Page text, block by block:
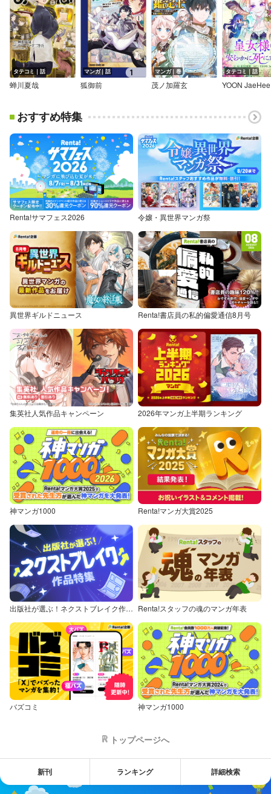
タテコミ｜話
蝉川夏哉
マンガ｜話
狐御前
マンガ｜巻
茂ノ加羅玄
タテコミ｜話
YOON JaeHee
おすすめ特集
Renta!サマフェス2026 令嬢・異世界マンガ祭
異世界ギルドニュース Renta!書店員の私的偏愛通信8月号
集英社人気作品キャンペーン 2026年マンガ上半期ランキング
神マンガ1000 Renta!マンガ大賞2025
出版社が選ぶ！ネクストブレイク作品特集 Renta!スタッフの魂のマンガ年表
バズコミ 神マンガ1000
トップページへ
新刊 ランキング 詳細検索